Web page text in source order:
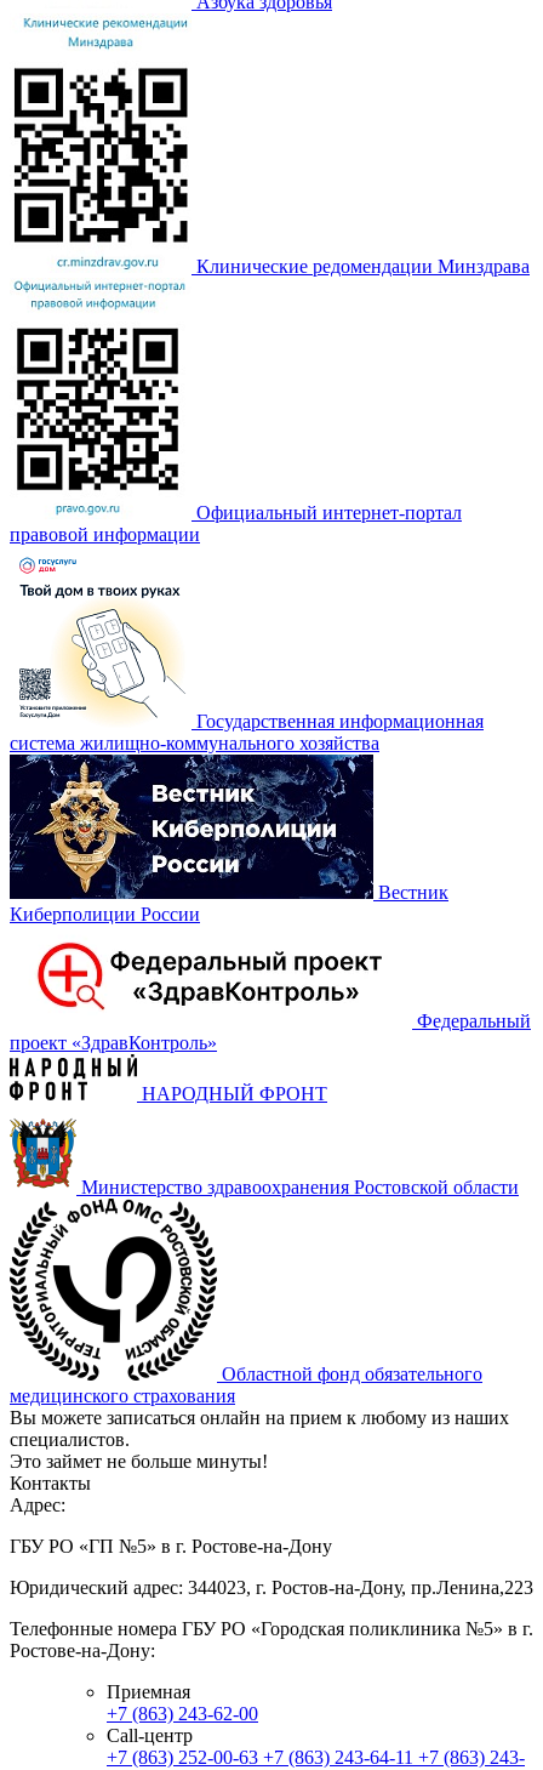
Клинические редомендации Минздрава
Официальный интернет-портал
правовой информации
Государственная информационная
система жилищно-коммунального хозяйства
Вестник
Киберполиции России
Федеральный
проект «‎ЗдравКонтроль»
НАРОДНЫЙ ФРОНТ
Министерство здравоохранения Ростовской области
Областной фонд обязательного
медицинского страхования
Вы можете записаться онлайн на прием к любому из наших
специалистов.
Это займет не больше минуты!
Контакты
Адрес:
ГБУ РО «ГП №5» в г. Ростове-на-Дону
Юридический адрес: 344023, г. Ростов-на-Дону, пр.Ленина,223
Телефонные номера ГБУ РО «Городская поликлиника №5» в г.
Ростове-на-Дону:
Приемная
+7 (863) 243-62-00
Call-центр
+7 (863) 252-00-63 +7 (863) 243-64-11 +7 (863) 243-